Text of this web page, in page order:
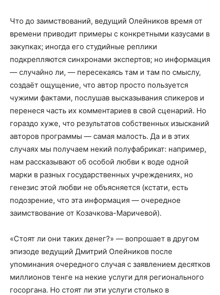
Что до заимствований, ведущий Олейников время от
времени приводит примеры с конкретными казусами в
закупках; иногда его студийные реплики
подкрепляются синхронами экспертов; но информация
— случайно ли, — пересекаясь там и там по смыслу,
создаёт ощущение, что автор просто пользуется
чужими фактами, послушав высказывания спикеров и
перенеся часть их комментариев в свой сценарий. Но
гораздо хуже, что результатов собственных изысканий
авторов программы — самая малость. Да и в этих
случаях мы получаем некий полуфабрикат: например,
нам рассказывают об особой любви к воде одной
марки в разных государственных учреждениях, но
генезис этой любви не объясняется (кстати, есть
подозрение, что эта информация — очередное
заимствование от Козачкова-Маричевой).
«Стоят ли они таких денег?» — вопрошает в другом
эпизоде ведущий Дмитрий Олейников после
упоминания очередного случая с заявлением десятков
миллионов тенге на некие услуги для регионального
госоргана. Но стоят ли эти услуги столько в